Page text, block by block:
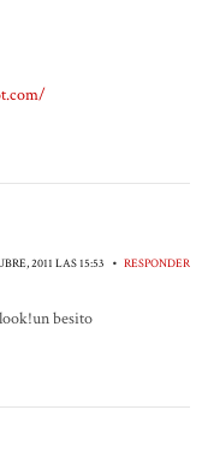
2011 LAS 15:53 • RESPONDER
besito